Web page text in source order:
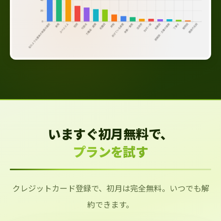
いますぐ初月無料で、
プランを試す
クレジットカード登録で、初月は完全無料。いつでも解
約できます。